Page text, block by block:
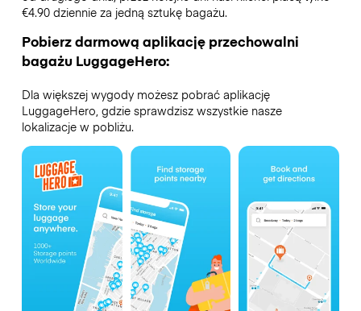
€4.90 dziennie za jedną sztukę bagażu.
Pobierz darmową aplikację przechowalni
bagażu LuggageHero:
Dla większej wygody możesz pobrać aplikację
LuggageHero, gdzie sprawdzisz wszystkie nasze
lokalizacje w pobliżu.